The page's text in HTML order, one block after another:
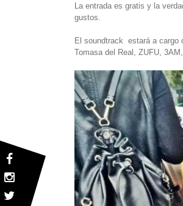
La entrada es gratis y la
gustos.
El soundtrack estará a cargo
Tomasa del Real, ZUFU,